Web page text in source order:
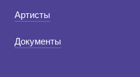
Артисты
Документы